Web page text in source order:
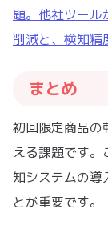
題。他社ツー
削減と、検知精
まとめ
初回限定商品の
える課題です
知システムの導
とが重要です。